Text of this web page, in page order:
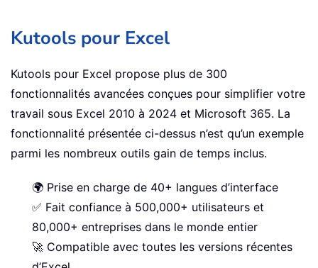
Kutools pour Excel
Kutools pour Excel propose plus de 300
fonctionnalités avancées conçues pour simplifier votre
travail sous Excel 2010 à 2024 et Microsoft 365. La
fonctionnalité présentée ci-dessus n’est qu’un exemple
parmi les nombreux outils gain de temps inclus.
🌍 Prise en charge de 40+ langues d’interface
✅ Fait confiance à 500,000+ utilisateurs et
80,000+ entreprises dans le monde entier
🚀 Compatible avec toutes les versions récentes